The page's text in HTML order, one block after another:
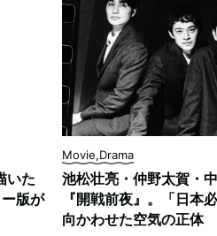
いた
版が
Movie,Drama
池松壮亮・仲野太賀・
『開戦前夜』。「日本
向かわせた空気の正体